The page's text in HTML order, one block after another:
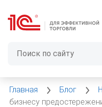
Главная Блог
бизнесу